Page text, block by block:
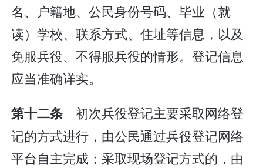
名、户籍地、公民身份号码、毕业（就
读）学校、联系方式、住址等信息，以及
免服兵役、不得服兵役的情形。登记信息
应当准确详实。
第十二条初次兵役登记主要采取网络登
记的方式进行，由公民通过兵役登记网络
平台自主完成；采取现场登记方式的，由